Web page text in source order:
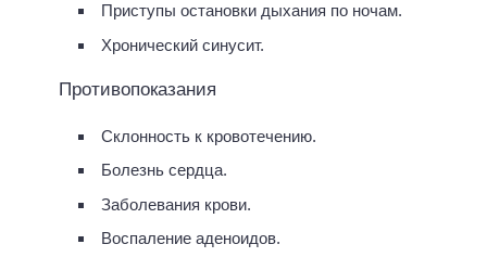
Приступы остановки дыхания по ночам.
Хронический синусит.
Противопоказания
Склонность к кровотечению.
Болезнь сердца.
Заболевания крови.
Воспаление аденоидов.